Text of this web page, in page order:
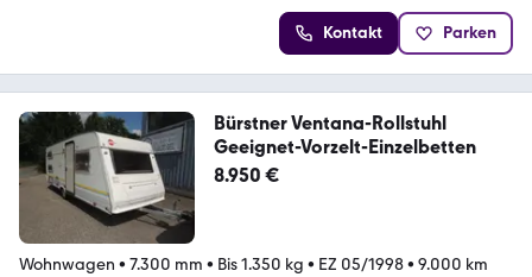
Kontakt Parken
Bürstner Ventana-Rollstuhl
Geeignet-Vorzelt-Einzelbetten
8.950 €
Wohnwagen • 7.300 mm • Bis 1.350 kg • EZ 05/1998• 9.000 km